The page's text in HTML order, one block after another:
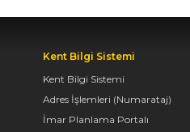
Kent Bilgi Sistemi
Kent Bilgi Sistemi
Adres İşlemleri (Numarataj)
İmar Planlama Portalı